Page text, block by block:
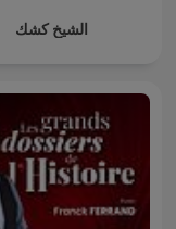
الشيخ كشك